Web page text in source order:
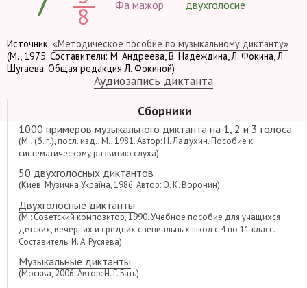
8 Фа мажор двухголосие
Источник: «Методическое пособие по музыкальному диктанту»
(М., 1975. Составители: М. Андреева, В. Надеждина, Л. Фокина, Л.
Шугаева. Общая редакция Л. Фокиной)
Аудиозапись диктанта
Сборники
1000 примеров музыкального диктанта на 1, 2 и 3 голоса
(М., (б. г.), посл. изд., М., 1981. Автор: Н. Ладухин. Пособие к
систематическому развитию слуха)
50 двухголосных диктантов
(Киев: Музична Україна, 1986. Автор: О. К. Воронин)
Двухголосные диктанты
(М.: Советский композитор, 1990. Учебное пособие для учащихся
детских, вечерних и средних специальных школ с 4 по 11 класс.
Составитель: И. А. Русяева)
Музыкальные диктанты
(Москва, 2006. Автор: Н. Г. Бать)